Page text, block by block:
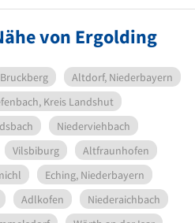
von Ergolding
Bruckberg
Altdorf, Niederbayern
Kreis Landshut
Niederviehbach
Vilsbiburg
Altfraunhofen
Eching, Niederbayern
Adlkofen
Niederaichbach